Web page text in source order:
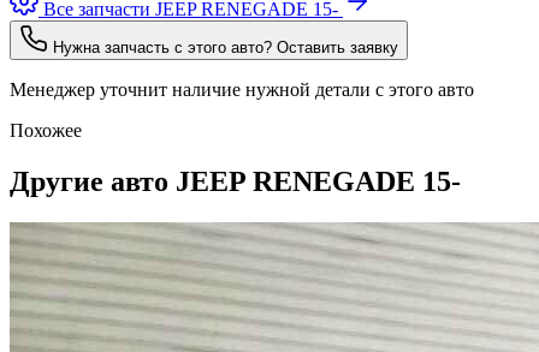
Все запчасти JEEP RENEGADE 15-
Нужна запчасть с этого авто? Оставить заявку
Менеджер уточнит наличие нужной детали с этого авто
Похожее
Другие авто JEEP RENEGADE 15-